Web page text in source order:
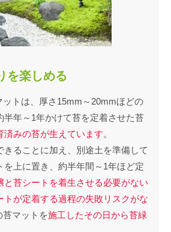
を楽しめる
トは、厚さ15mm～20mmほどの
半年～1年かけて苔を定着させた苔
済みの苔が生えています。
きることに加え、別途土を準備して
を上に置き、約半年間～1年ほど定
と苔シートを着生させる必要がない
トが定着する過程の失敗リスクがな
苔マットを施工したその日から苔緑